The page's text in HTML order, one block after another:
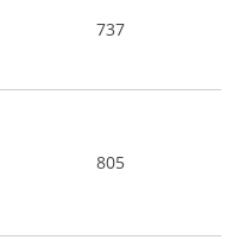
737
805